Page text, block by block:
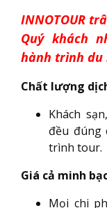
INNOTOUR
Quý khách
hành trình du
Chất lượng
Khách
đều đúng
trình tour.
Giá cả minh
Mọi chi